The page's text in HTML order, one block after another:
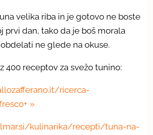
velika riba in je gotovo ne boste
prvi dan, tako da je boš morala
ne glede na okuse.
400 receptov za svežo tunino:
ricerca-
kulinarika/recepti/tuna-na-